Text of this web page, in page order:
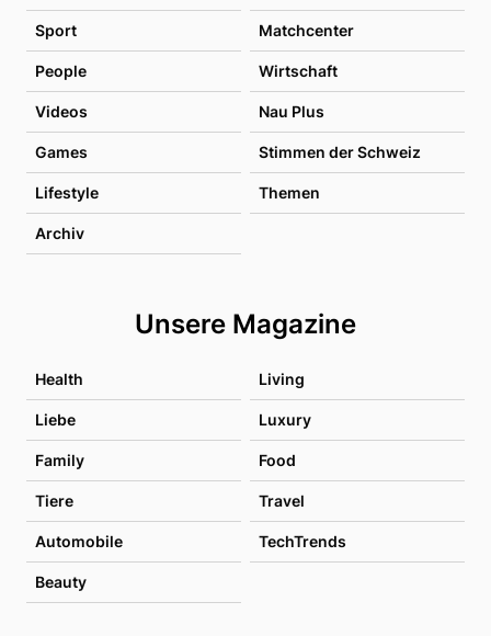
Sport Matchcenter
People Wirtschaft
Videos Nau Plus
Games Stimmen der Schweiz
Lifestyle Themen
Archiv
Unsere Magazine
Health Living
Liebe Luxury
Family Food
Tiere Travel
Automobile TechTrends
Beauty